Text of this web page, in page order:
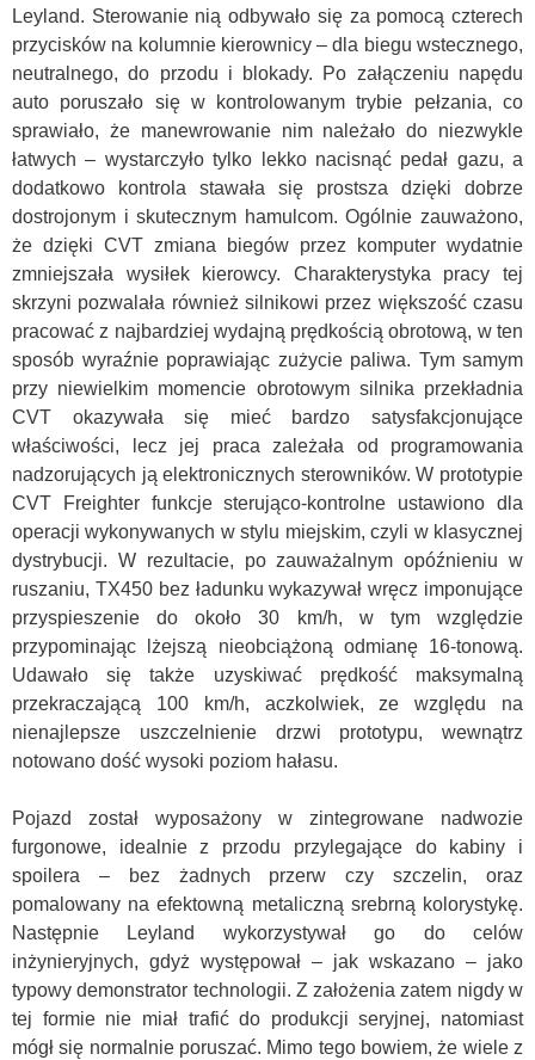
Leyland. Sterowanie nią odbywało się za pomocą czterech
przycisków na kolumnie kierownicy – dla biegu wstecznego,
neutralnego, do przodu i blokady. Po załączeniu napędu
auto poruszało się w kontrolowanym trybie pełzania, co
sprawiało, że manewrowanie nim należało do niezwykle
łatwych – wystarczyło tylko lekko nacisnąć pedał gazu, a
dodatkowo kontrola stawała się prostsza dzięki dobrze
dostrojonym i skutecznym hamulcom. Ogólnie zauważono,
że dzięki CVT zmiana biegów przez komputer wydatnie
zmniejszała wysiłek kierowcy. Charakterystyka pracy tej
skrzyni pozwalała również silnikowi przez większość czasu
pracować z najbardziej wydajną prędkością obrotową, w ten
sposób wyraźnie poprawiając zużycie paliwa. Tym samym
przy niewielkim momencie obrotowym silnika przekładnia
CVT okazywała się mieć bardzo satysfakcjonujące
właściwości, lecz jej praca zależała od programowania
nadzorujących ją elektronicznych sterowników. W prototypie
CVT Freighter funkcje sterująco-kontrolne ustawiono dla
operacji wykonywanych w stylu miejskim, czyli w klasycznej
dystrybucji. W rezultacie, po zauważalnym opóźnieniu w
ruszaniu, TX450 bez ładunku wykazywał wręcz imponujące
przyspieszenie do około 30 km/h, w tym względzie
przypominając lżejszą nieobciążoną odmianę 16-tonową.
Udawało się także uzyskiwać prędkość maksymalną
przekraczającą 100 km/h, aczkolwiek, ze względu na
nienajlepsze uszczelnienie drzwi prototypu, wewnątrz
notowano dość wysoki poziom hałasu.
Pojazd został wyposażony w zintegrowane nadwozie
furgonowe, idealnie z przodu przylegające do kabiny i
spoilera – bez żadnych przerw czy szczelin, oraz
pomalowany na efektowną metaliczną srebrną kolorystykę.
Następnie Leyland wykorzystywał go do celów
inżynieryjnych, gdyż występował – jak wskazano – jako
typowy demonstrator technologii. Z założenia zatem nigdy w
tej formie nie miał trafić do produkcji seryjnej, natomiast
mógł się normalnie poruszać. Mimo tego bowiem, że wiele z